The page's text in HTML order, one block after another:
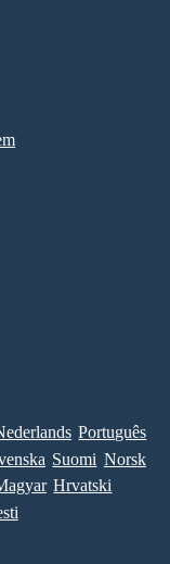
Português
Suomi Norsk
Hrvatski